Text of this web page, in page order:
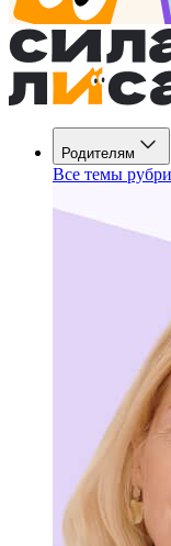
Родителям
Все темы